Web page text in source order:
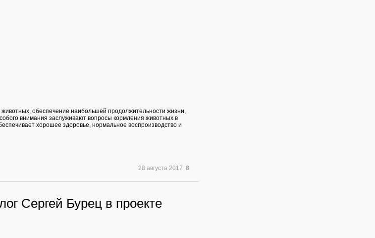
животных, обеспечение наибольшей продолжительности жизни,
внимания заслуживают вопросы кормления животных в
хорошее здоровье, нормальное воспроизводство и
28 августа 2017 8
Сергей Бурец в проекте